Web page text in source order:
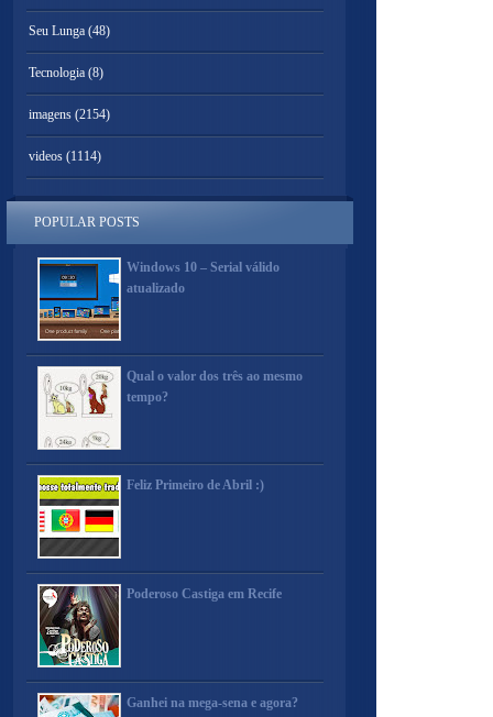
Seu Lunga (48)
Tecnologia (8)
imagens (2154)
videos (1114)
POPULAR POSTS
Windows 10 – Serial válido
atualizado
Qual o valor dos três ao mesmo
tempo?
Feliz Primeiro de Abril :)
Poderoso Castiga em Recife
Ganhei na mega-sena e agora?